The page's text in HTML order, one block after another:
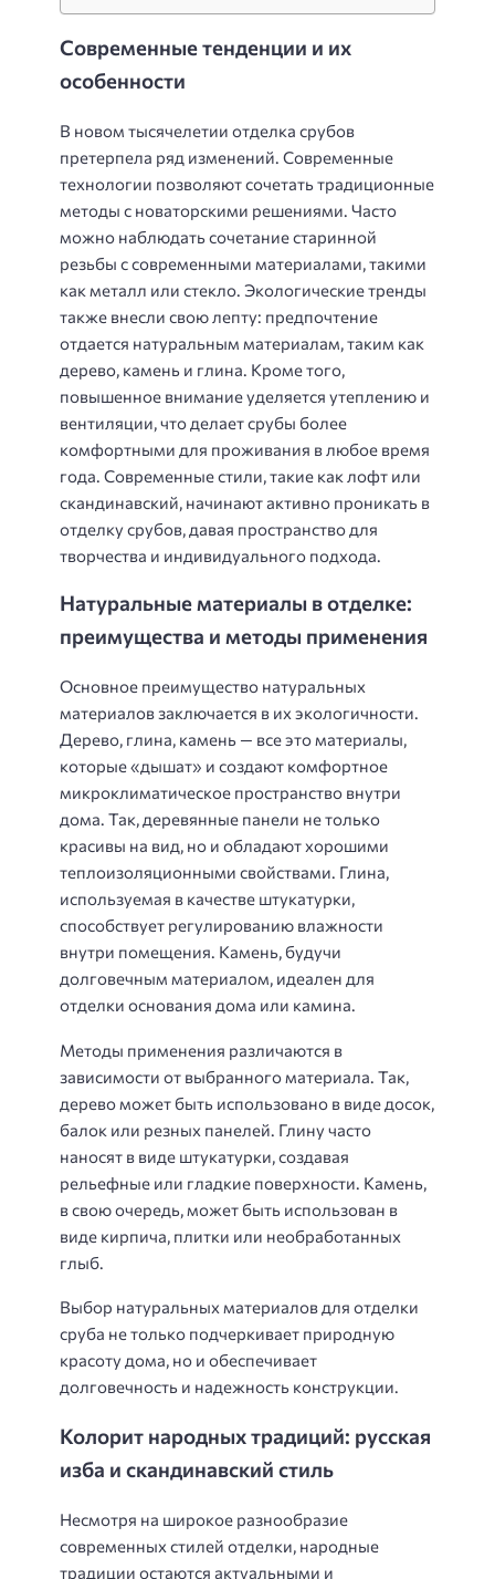
Современные тенденции и их
особенности
В новом тысячелетии отделка срубов
претерпела ряд изменений. Современные
технологии позволяют сочетать традиционные
методы с новаторскими решениями. Часто
можно наблюдать сочетание старинной
резьбы с современными материалами, такими
как металл или стекло. Экологические тренды
также внесли свою лепту: предпочтение
отдается натуральным материалам, таким как
дерево, камень и глина. Кроме того,
повышенное внимание уделяется утеплению и
вентиляции, что делает срубы более
комфортными для проживания в любое время
года. Современные стили, такие как лофт или
скандинавский, начинают активно проникать в
отделку срубов, давая пространство для
творчества и индивидуального подхода.
Натуральные материалы в отделке:
преимущества и методы применения
Основное преимущество натуральных
материалов заключается в их экологичности.
Дерево, глина, камень — все это материалы,
которые «дышат» и создают комфортное
микроклиматическое пространство внутри
дома. Так, деревянные панели не только
красивы на вид, но и обладают хорошими
теплоизоляционными свойствами. Глина,
используемая в качестве штукатурки,
способствует регулированию влажности
внутри помещения. Камень, будучи
долговечным материалом, идеален для
отделки основания дома или камина.
Методы применения различаются в
зависимости от выбранного материала. Так,
дерево может быть использовано в виде досок,
балок или резных панелей. Глину часто
наносят в виде штукатурки, создавая
рельефные или гладкие поверхности. Камень,
в свою очередь, может быть использован в
виде кирпича, плитки или необработанных
глыб.
Выбор натуральных материалов для отделки
сруба не только подчеркивает природную
красоту дома, но и обеспечивает
долговечность и надежность конструкции.
Колорит народных традиций: русская
изба и скандинавский стиль
Несмотря на широкое разнообразие
современных стилей отделки, народные
традиции остаются актуальными и